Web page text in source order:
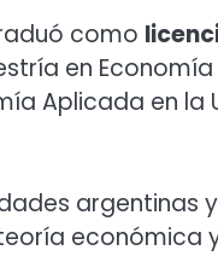
como
en
Aplicada en la
argentinas
económica